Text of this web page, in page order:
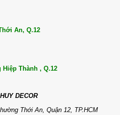
An, Q.12
Thành , Q.12
DECOR
Thới An, Quận 12, TP.HCM